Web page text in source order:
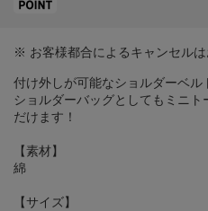
※ お客様都合によるキャンセルは
付け外しが可能なショルダーベル
ショルダーバッグとしてもミニ
だけます！
【素材】
綿
【サイズ】